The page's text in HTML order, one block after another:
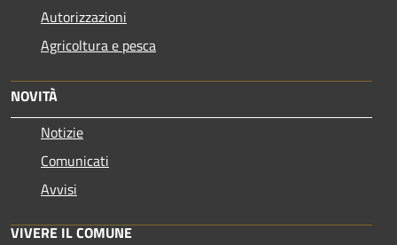
Autorizzazioni
Agricoltura e pesca
NOVITÀ
Notizie
Comunicati
Avvisi
VIVERE IL COMUNE